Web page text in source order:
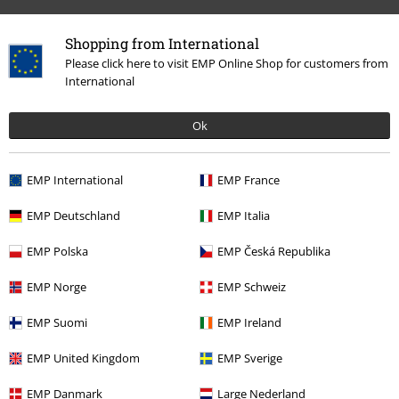
Shopping from International
Please click here to visit EMP Online Shop for customers from
International
Ok
EMP International EMP France
EMP Deutschland EMP Italia
EMP Polska EMP Česká Republika
EMP Norge EMP Schweiz
EMP Suomi EMP Ireland
EMP United Kingdom EMP Sverige
EMP Danmark Large Nederland
3.
Take It Easy
Light in Your Eyes
5. Heaven
6. Lonely People
8.
9. Say Goodbye
10. Reason to Live
12.
Homerun
More categories. More options.
Nyhedsbrev
Tilmeld dig nu og få en rabatkode på 15%! Mere